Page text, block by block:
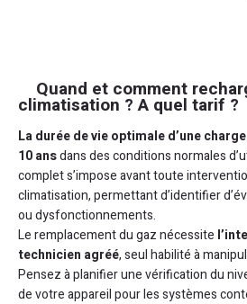
Quand et comment
climatisation ? A quel tarif ?
La durée de vie optimale d’une
10 ansdans des conditions normales
complet s’impose avant toute
climatisation, permettant d’identifier
ou dysfonctionnements.
Le remplacement du gaz nécessite
technicien agréé, seul habilité à
Pensez à planifier une vérification du
de votre appareil pour les systèmes